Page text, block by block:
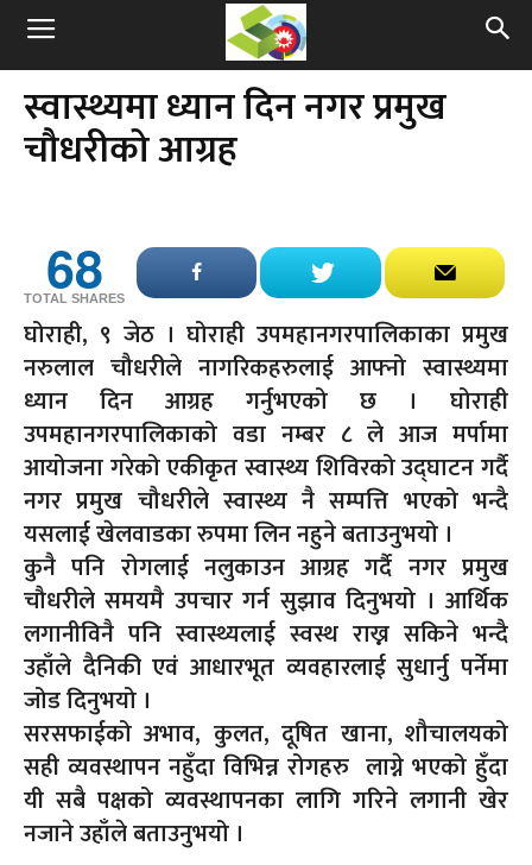
स्वास्थ्यमा ध्यान दिन नगर प्रमुख
चौधरीको आग्रह
68
TOTAL SHARES
घोराही, ९ जेठ । घोराही उपमहानगरपालिकाका प्रमुख
नरुलाल चौधरीले नागरिकहरुलाई आफ्नो स्वास्थ्यमा
ध्यान दिन आग्रह गर्नुभएको छ । घोराही
उपमहानगरपालिकाको वडा नम्बर ८ ले आज मर्पामा
आयोजना गरेको एकीकृत स्वास्थ्य शिविरको उद्घाटन गर्दै
नगर प्रमुख चौधरीले स्वास्थ्य नै सम्पत्ति भएको भन्दै
यसलाई खेलवाडका रुपमा लिन नहुने बताउनुभयो ।
कुनै पनि रोगलाई नलुकाउन आग्रह गर्दै नगर प्रमुख
चौधरीले समयमै उपचार गर्न सुझाव दिनुभयो । आर्थिक
लगानीविनै पनि स्वास्थ्यलाई स्वस्थ राख्न सकिने भन्दै
उहाँले दैनिकी एवं आधारभूत व्यवहारलाई सुधार्नु पर्नेमा
जोड दिनुभयो ।
सरसफाईको अभाव, कुलत, दूषित खाना, शौचालयको
सही व्यवस्थापन नहुँदा विभिन्न रोगहरु लाग्ने भएको हुँदा
यी सबै पक्षको व्यवस्थापनका लागि गरिने लगानी खेर
नजाने उहाँले बताउनुभयो ।